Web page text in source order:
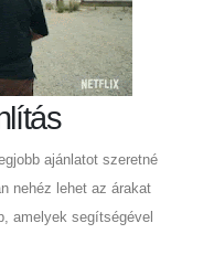
ajánlatot szeretné
nehéz lehet az árakat
amelyek segítségével